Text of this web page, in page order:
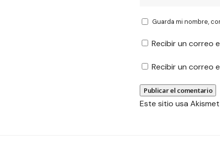
Guarda mi nombre,
Recibir un correo
Recibir un correo
Este sitio usa